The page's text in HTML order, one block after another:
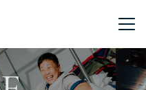
Menu